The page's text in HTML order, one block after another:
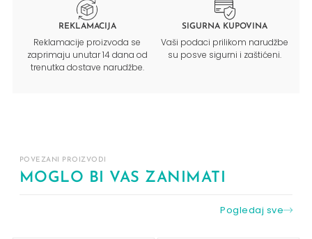
REKLAMACIJA
Reklamacije proizvoda se
zaprimaju unutar 14 dana od
trenutka dostave narudžbe.
SIGURNA KUPOVINA
Vaši podaci prilikom narudžbe
su posve sigurni i zaštićeni.
POVEZANI PROIZVODI
MOGLO BI VAS ZANIMATI
Pogledaj sve